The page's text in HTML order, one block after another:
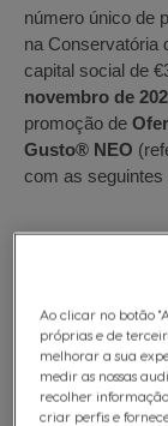
número único de
na Conservatória
capital social de
novembro de
promoção de
Gusto® NEO
com as seguintes
A promoção é
18 anos,
Autónomas da
onlinehttps://
cápsulas
Ao clicar no botão
próprias e de
melhorar a sua
medir as nossas
recolher
criar perfis e